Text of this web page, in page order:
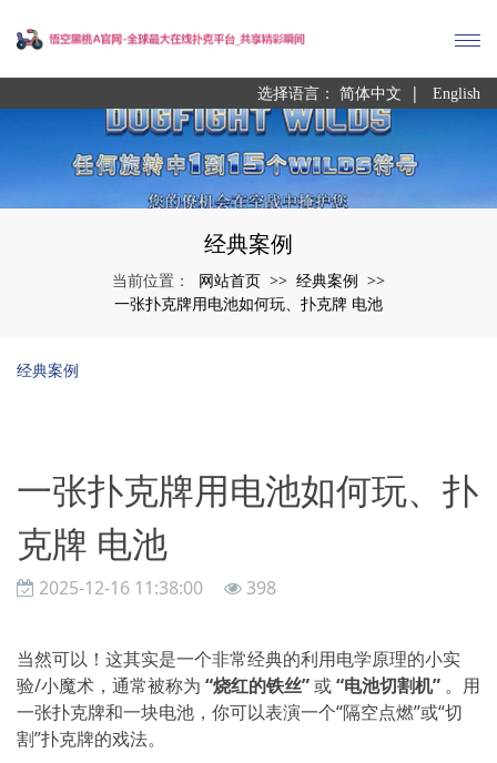
选择语言： 简体中文 | English
经典案例
当前位置： 网站首页 >> 经典案例 >>
一张扑克牌用电池如何玩、扑克牌 电池
经典案例
一张扑克牌用电池如何玩、扑
克牌 电池
2025-12-16 11:38:00 398
当然可以！这其实是一个非常经典的利用电学原理的小实
验/小魔术，通常被称为 “烧红的铁丝”或“电池切割机” 。用
一张扑克牌和一块电池，你可以表演一个“隔空点燃”或“切
割”扑克牌的戏法。